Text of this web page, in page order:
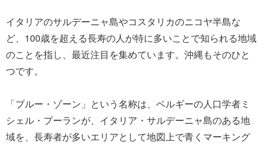
イタリアのサルデーニャ島やコスタリカのニコヤ半島な
ど、100歳を超える長寿の人が特に多いことで知られる地域
のことを指し、最近注目を集めています。沖縄もそのひと
つです。
「ブルー・ゾーン」という名称は、ベルギーの人口学者ミ
シェル・プーランが、イタリア・サルデーニャ島のある地
域を、長寿者が多いエリアとして地図上で青くマーキング